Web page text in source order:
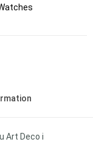
Art Deco i